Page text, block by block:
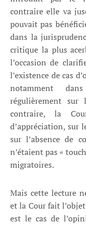
contraire elle va
pouvait pas
dans la
critique la plus
l’occasion de
l’existence de cas
notamment
régulièrement
contraire, la
d’appréciation, sur
sur l’absence de
n’étaient pas «
migratoires.
Mais cette lecture
et la Cour fait
est le cas de